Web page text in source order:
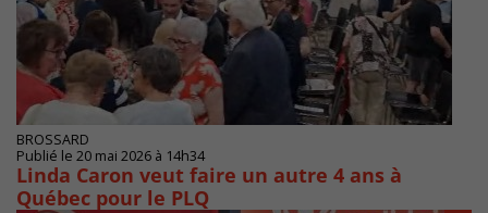
BROSSARD
Publié le 20 mai 2026 à 14h34
Linda Caron veut faire un autre 4 ans à
Québec pour le PLQ